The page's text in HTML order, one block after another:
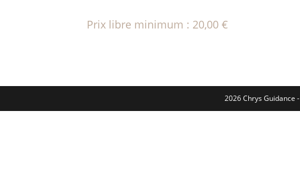
Prix libre minimum : 20,00€
2026 Chrys Guidance -